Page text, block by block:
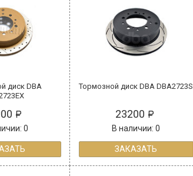
диск DBA
0
Тормозной диск DBA DBA2723S
23200
В наличии: 0
ЗАКАЗАТЬ